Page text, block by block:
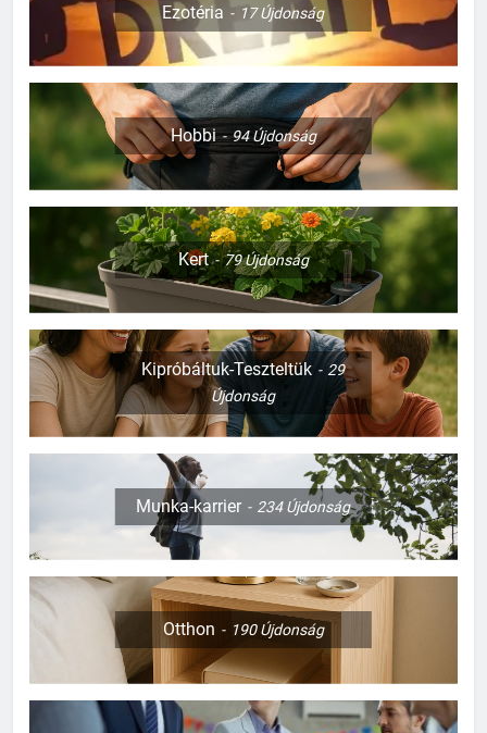
Ezotéria 17Újdonság
Hobbi 94Újdonság
Kert 79Újdonság
Kipróbáltuk-Teszteltük
29
Újdonság
Munka-karrier 234Újdonság
Otthon 190Újdonság